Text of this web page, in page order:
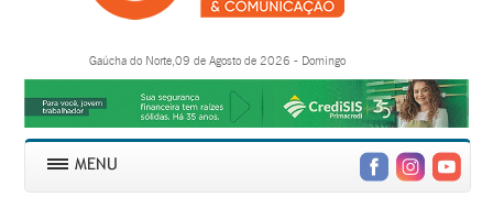
Gaúcha do Norte,09 de Agosto de 2026 - Domingo